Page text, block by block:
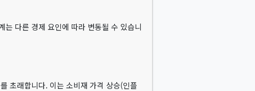
는 다른 경제 요인에 따라 변동될 수 있습니
초래합니다. 이는 소비재 가격 상승(인플